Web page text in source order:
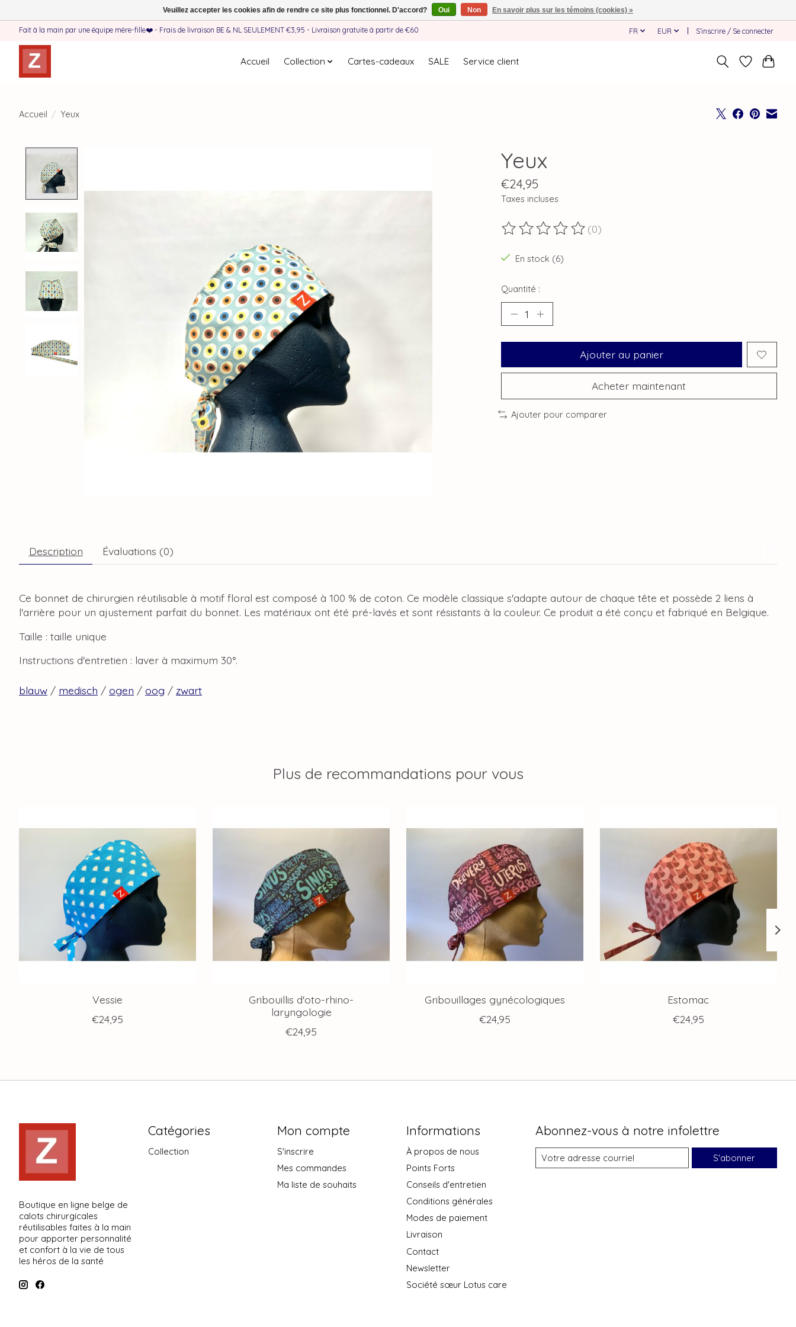
Fait à la main par une équipe mère-fille❤️ - Frais de livraison BE & NL SEULEMENT €3,95 - Livraison gratuite à partir de €60 FR EUR S’inscrire / Se connecter
Accueil Collection Cartes-cadeaux SALE Service client
Accueil / Yeux
Yeux
€24,95
Taxes incluses
Ce produit est évalué à
(0)
En stock (6)
Quantité :
Ajouter au panier
Acheter maintenant
Ajouter pour comparer
Description Évaluations (0)
Ce bonnet de chirurgien réutilisable à motif floral est composé à 100 % de coton. Ce modèle classique s'adapte autour de chaque tête et possède 2 liens à
l'arrière pour un ajustement parfait du bonnet. Les matériaux ont été pré-lavés et sont résistants à la couleur. Ce produit a été conçu et fabriqué en Belgique.
Taille : taille unique
Instructions d'entretien : laver à maximum 30°.
blauw / medisch / ogen / oog / zwart
Plus de recommandations pour vous
Vessie
€24,95
Gribouillis d'oto-rhino-
laryngologie
€24,95
Gribouillages gynécologiques
€24,95
Estomac
€24,95
Boutique en ligne belge de
calots chirurgicales
réutilisables faites à la main
pour apporter personnalité
et confort à la vie de tous
les héros de la santé
Catégories
Collection
Mon compte
S'inscrire
Mes commandes
Ma liste de souhaits
Informations
À propos de nous
Points Forts
Conseils d'entretien
Conditions générales
Modes de paiement
Livraison
Contact
Newsletter
Société sœur Lotus care
Abonnez-vous à notre infolettre
S'abonner
Veuillez accepter les cookies afin de rendre ce site plus fonctionnel. D'accord? Oui Non En savoir plus sur les témoins (cookies) »